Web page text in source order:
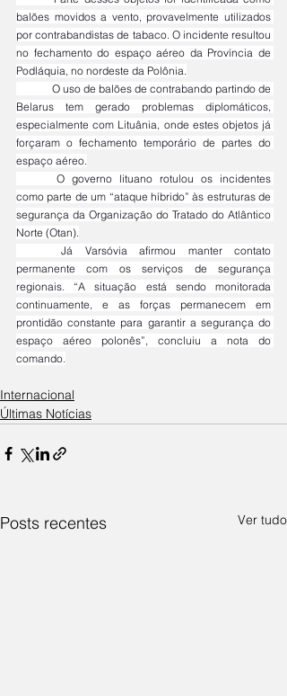
balões movidos a vento, provavelmente utilizados
por contrabandistas de tabaco. O incidente resultou
no fechamento do espaço aéreo da Província de
Podláquia, no nordeste da Polônia.
Belarus tem gerado problemas diplomáticos,
especialmente com Lituânia, onde estes objetos já
forçaram o fechamento temporário de partes do
espaço aéreo.
como parte de um “ataque híbrido” às estruturas de
segurança da Organização do Tratado do Atlântico
Norte (Otan).
	Já Varsóvia afirmou manter contato
permanente com os serviços de segurança
regionais. “A situação está sendo monitorada
continuamente, e as forças permanecem em
prontidão constante para garantir a segurança do
espaço aéreo polonês”, concluiu a nota do
comando.
Internacional
Últimas Notícias
Posts recentes Ver tudo